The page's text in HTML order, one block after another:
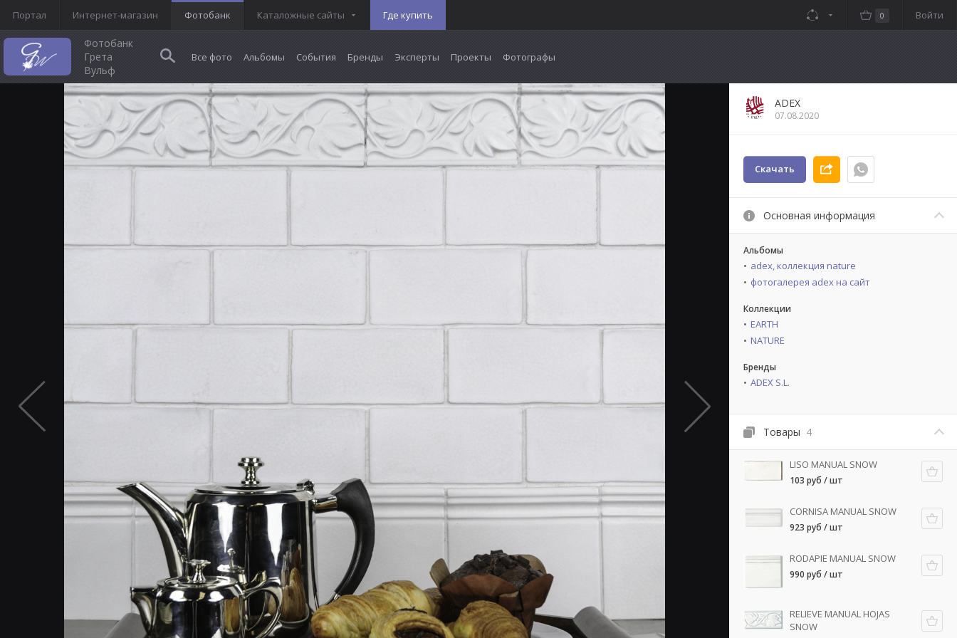
Портал Интернет-магазин Фотобанк Каталожные сайты Где купить Войти
0
Фотобанк
Грета
Вульф
Все фото Альбомы События Бренды Эксперты Проекты Фотографы
ADEX
07.08.2020
Скачать
Основная информация
Альбомы
adex, коллекция nature
фотогалерея adex на сайт
Коллекции
EARTH
NATURE
Бренды
ADEX S.L.
Товары 4
LISO MANUAL SNOW
103 руб / шт
CORNISA MANUAL SNOW
923 руб / шт
RODAPIE MANUAL SNOW
990 руб / шт
RELIEVE MANUAL HOJAS
SNOW